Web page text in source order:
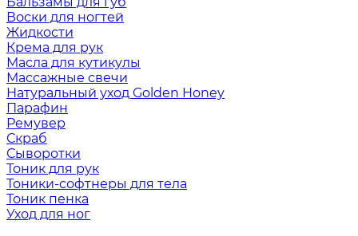
Воски для ногтей
Жидкости
Крема для рук
Масла для кутикулы
Массажные свечи
Натуральный уход Golden Honey
Парафин
Ремувер
Скраб
Сыворотки
Тоник для рук
Тоники-софтнеры для тела
Тоник пенка
Уход для ног